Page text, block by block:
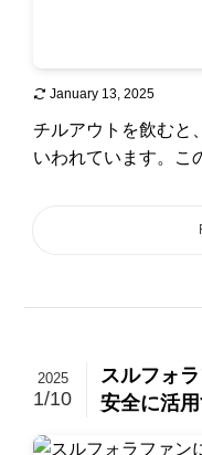
January 13, 2025
チルアウトを飲むと
いわれています。こ
スルフォ
安全に活
2025
1/10